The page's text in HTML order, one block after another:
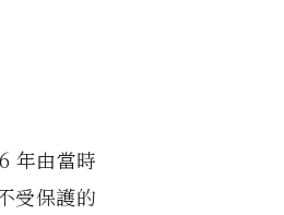
年由當時
受保護的